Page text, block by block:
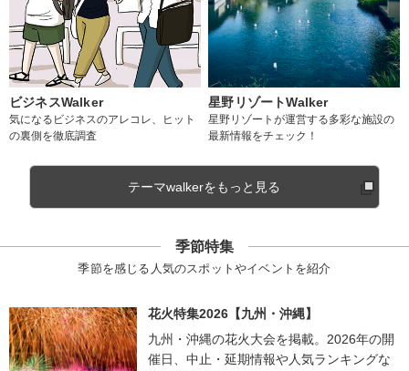
ビジネスWalker
気になるビジネスのアレコレ、ヒット
の裏側を徹底調査
星野リゾートWalker
星野リゾートが運営する多彩な施設の
最新情報をチェック！
テーマwalkerをもっと見る
季節特集
季節を感じる人気のスポットやイベントを紹介
花火特集2026【九州・沖縄】
九州・沖縄の花火大会を掲載。2026年の開
催日、中止・延期情報や人気ランキングな